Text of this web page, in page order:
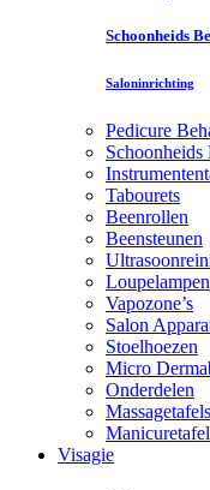
Schoonheids
Saloninrichting
Pedicure
Schoonheids
Tabourets
Beenrollen
Beensteunen
Loupelampen
Vapozone’s
Salon
Stoelhoezen
Micro
Onderdelen
Massagetafels
Visagie